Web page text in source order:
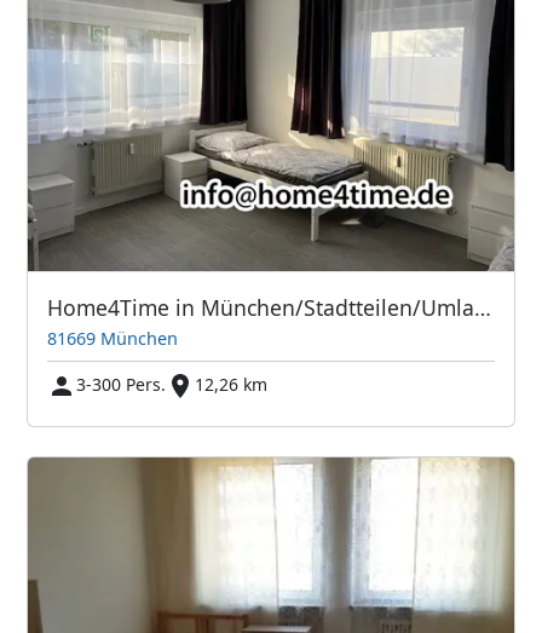
Home4Time in München/Stadtteilen/Umland
81669 München
3-300 Pers.
12,26 km